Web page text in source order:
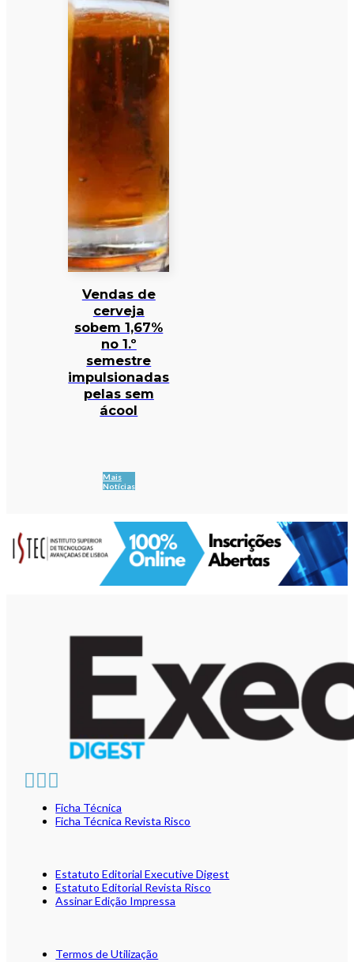
Vendas de
cerveja
sobem 1,67%
no 1.º
semestre
impulsionadas
pelas sem
ácool
Mais
Notícias
Ficha Técnica
Ficha Técnica Revista Risco
Estatuto Editorial Executive Digest
Estatuto Editorial Revista Risco
Assinar Edição Impressa
Termos de Utilização